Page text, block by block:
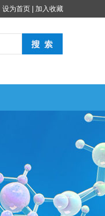
设为首页 加入收藏